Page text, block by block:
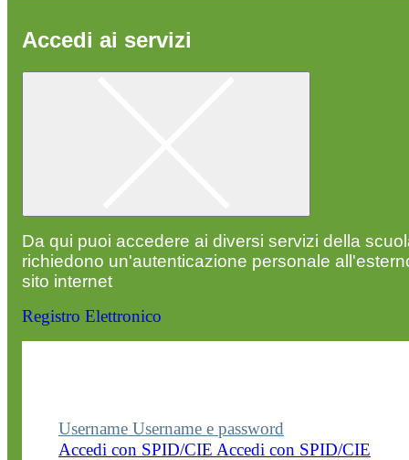
Accedi ai servizi
Da qui puoi accedere ai diversi servizi della
richiedono un'autenticazione personale
sito internet
Registro Elettronico
Username Username e password
Accedi con SPID/CIE Accedi con SPID/CIE